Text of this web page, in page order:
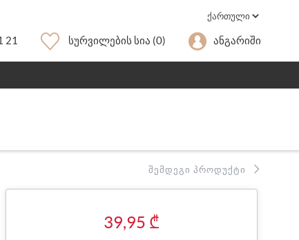
21 Სურვილების Სია (0) Ანგარიში
ᲨᲔᲛᲓᲔᲒᲘ ᲞᲠᲝᲓᲣᲥᲢᲘ
39,95 ₾